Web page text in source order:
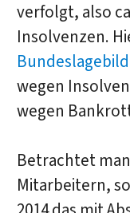
verfolgt, also
Insolvenzen.
wegen
wegen
Betrachtet
Mitarbeitern,